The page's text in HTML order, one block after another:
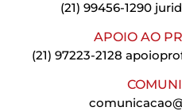
(21) 99456-1290
APOIO AO
(21) 97223-2128